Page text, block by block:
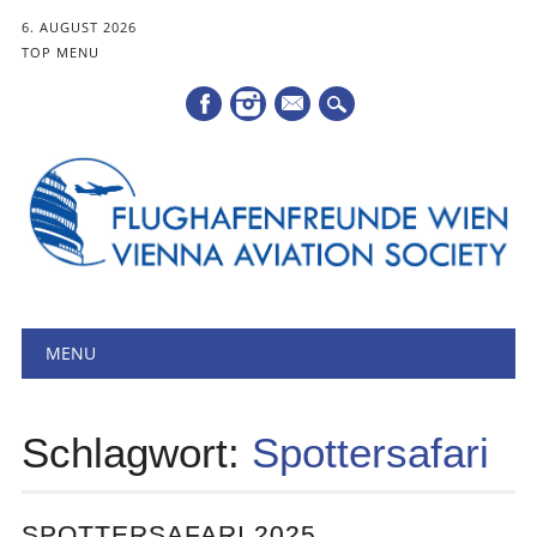
6. AUGUST 2026
TOP MENU
Mail
Hauptmenü
MENU
Schlagwort: Spottersafari